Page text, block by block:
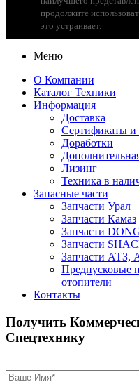
продолжите
это устраивает.
Меню
О Компании
Каталог Техники
Информация
Доставка
Сертификаты
Доработки
Лизинг
Техника в
Запасные части
Запчасти Урал
Запчасти Камаз
Запчасти
Запчасти
Запчасти
Предпусковые
отопители
Контакты
Получить
Спецтехнику